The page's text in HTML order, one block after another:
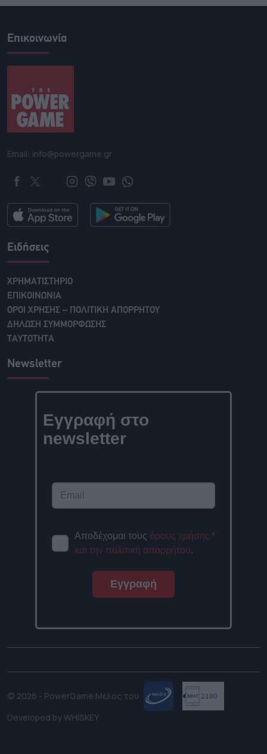
Επικοινωνία
Email: info@powergame.gr
Ειδήσεις
ΧΡΗΜΑΤΙΣΤΗΡΙΟ
ΕΠΙΚΟΙΝΩΝΙΑ
ΟΡΟΙ ΧΡΗΣΗΣ – ΠΟΛΙΤΙΚΗ ΑΠΟΡΡΗΤΟΥ
ΔΗΛΩΣΗ ΣΥΜΜΟΡΦΩΣΗΣ
ΤΑΥΤΟΤΗΤΑ
Newsletter
Εγγραφή στο
newsletter
Αποδέχομαι τους όρους χρήσης
και την πολιτική απορρήτου.
*
Εγγραφή
© 2026 - PowerGame.Μέλος του
Developed by WHISKEY